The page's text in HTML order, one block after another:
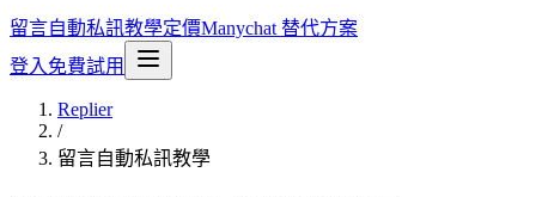
留言自動私訊教學定價Manychat 替代方案
登入 免費試用
Replier
/
留言自動私訊教學